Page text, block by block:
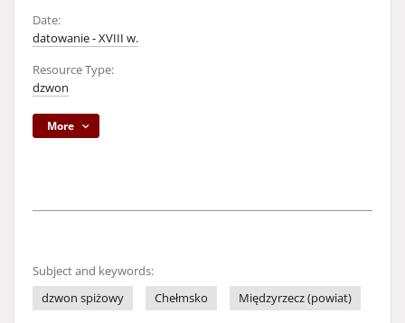
Date:
datowanie - XVIII w.
Resource Type:
dzwon
More
Subject and keywords:
dzwon spiżowy
Chełmsko Międzyrzecz (powiat)